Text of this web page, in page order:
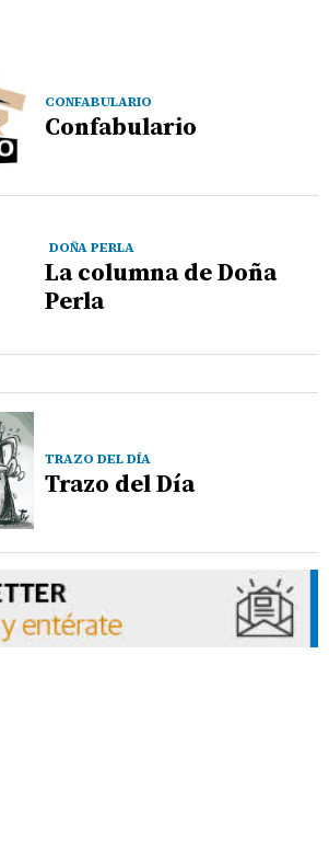
CONFABULARIO
Confabulario
DOÑA PERLA
La columna de Doña
Perla
TRAZO DEL DÍA
Trazo del Día